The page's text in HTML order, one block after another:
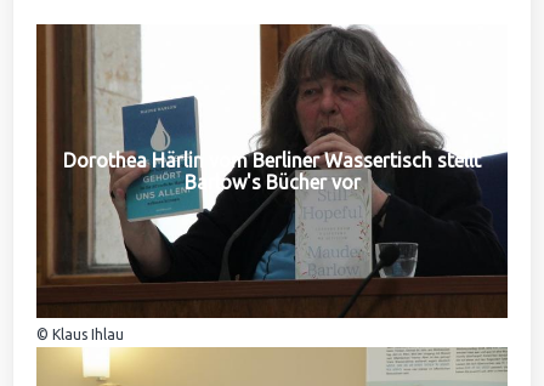
Dorothea Härlin vom Berliner Wassertisch stellt
Barlow's Bücher vor
© Klaus Ihlau